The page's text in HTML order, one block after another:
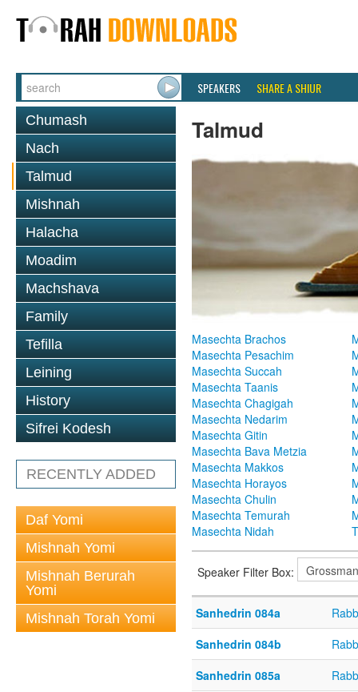
SPEAKERS SHARE A SHIUR
Chumash
Nach
Talmud
Mishnah
Halacha
Moadim
Machshava
Family
Tefilla
Leining
History
Sifrei Kodesh
RECENTLY ADDED
Daf Yomi
Mishnah Yomi
Mishnah Berurah
Yomi
Mishnah Torah Yomi
Talmud
Masechta Brachos
Masechta Pesachim
Masechta Succah
Masechta Taanis
Masechta Chagigah
Masechta Nedarim
Masechta Gitin
Masechta Bava Metzia
Masechta Makkos
Masechta Horayos
Masechta Chulin
Masechta Temurah
Masechta Nidah
Speaker Filter Box:
Sanhedrin 084a
Sanhedrin 084b
Sanhedrin 085a